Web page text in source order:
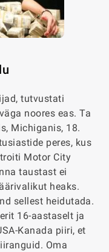
tutvustati
noores eas. Ta
Michiganis, 18.
peres, kus
Motor City
taustast ei
heaks.
sellest heidutada.
16-aastaselt ja
Kanada piiri, et
Oma